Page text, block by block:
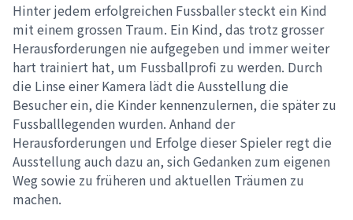
Hinter jedem erfolgreichen Fussballer steckt ein Kind
mit einem grossen Traum. Ein Kind, das trotz grosser
Herausforderungen nie aufgegeben und immer weiter
hart trainiert hat, um Fussballprofi zu werden. Durch
die Linse einer Kamera lädt die Ausstellung die
Besucher ein, die Kinder kennenzulernen, die später zu
Fussballlegenden wurden. Anhand der
Herausforderungen und Erfolge dieser Spieler regt die
Ausstellung auch dazu an, sich Gedanken zum eigenen
Weg sowie zu früheren und aktuellen Träumen zu
machen.